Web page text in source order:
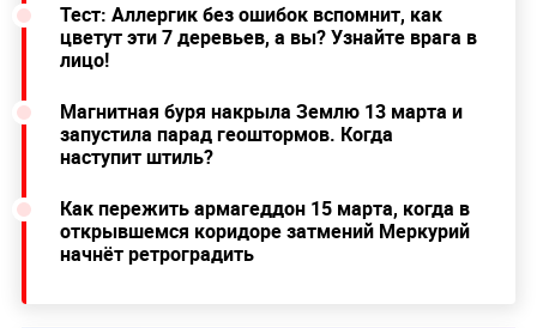
Тест: Аллергик без ошибок вспомнит, как
цветут эти 7 деревьев, а вы? Узнайте врага в
лицо!
Магнитная буря накрыла Землю 13 марта и
запустила парад геоштормов. Когда
наступит штиль?
Как пережить армагеддон 15 марта, когда в
открывшемся коридоре затмений Меркурий
начнёт ретроградить